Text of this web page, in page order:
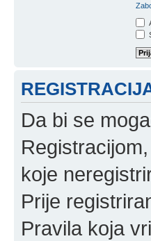
Da bi se
koje
Prije
Pravila koja